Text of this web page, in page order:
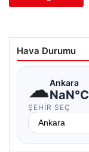
Hava Durumu
☁Ankara
NaN°C
ŞEHIR SEÇ